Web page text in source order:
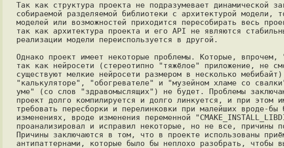
Так как структура проекта не подразумевает динамической
собираемой разделяемой библиотеки с архитектурой модели,
моделей или возможностей приходится пересобирать весь
так как архитектура проекта и его API не являются
реализации модели переиспользуется в другой.
Однако проект имеет некоторые проблемы. Которые,
так как нейросети (стереотипно "тяжёлое" приложение, не
существуют мелкие нейросети размером в несколько
"калькуляторе", "обогревателе" и "музейном хламе со
уме" (со слов "здравомыслящих") не будет. Проблемы
проект долго компилируется и долго линкуется, и при этом
требовать пересборки и перелинковки при малейших вроде-бы
изменениях, вроде изменения переменной
проанализировал и исправил некоторые, но не все, причины
Причины заключаются в том, что в проекте использованы
антипаттернами, которые было бы неплохо разобрать, чтобы